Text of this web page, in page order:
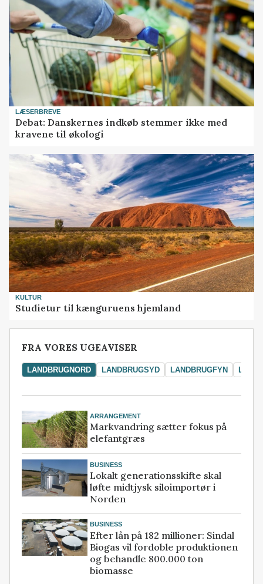
LÆSERBREVE
Debat: Danskernes indkøb stemmer ikke med
kravene til økologi
KULTUR
Studietur til kænguruens hjemland
FRA VORES UGEAVISER
LANDBRUGNORD LANDBRUGSYD LANDBRUGFYN
ARRANGEMENT
Markvandring sætter fokus på
elefantgræs
BUSINESS
Lokalt generationsskifte skal
løfte midtjysk siloimportør i
Norden
BUSINESS
Efter lån på 182 millioner: Sindal
Biogas vil fordoble produktionen
og behandle 800.000 ton
biomasse